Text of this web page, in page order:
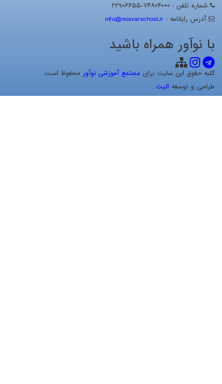
شماره تلفن : ۷۴۸۰۴۰۰۰-۲۲۹۰۶۶۵۵
آدرس رايانامه : info@noavarschool.ir
با نوآور همراه باشید
کلیه حقوق این سایت برای مجتمع آموزشی نوآور محفوظ است.
طراحی و توسعه الیت